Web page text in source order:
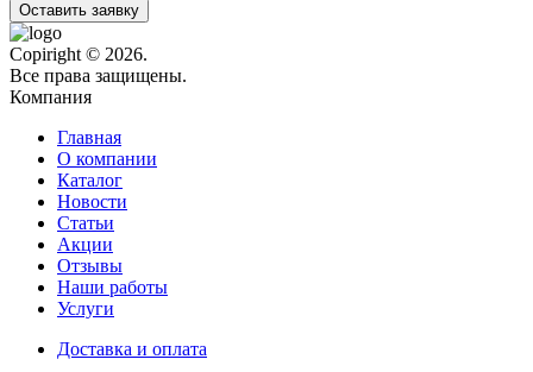
Оставить заявку
Copiright © 2026.
Все права защищены.
Компания
Главная
О компании
Каталог
Новости
Статьи
Акции
Отзывы
Наши работы
Услуги
Доставка и оплата